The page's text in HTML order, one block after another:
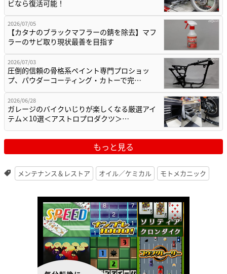
ビなら復活可能！
2026/07/05
【カタナのブラックマフラーの錆を除去】マフ
ラーのサビ取り現状最善を目指す
2026/07/03
圧倒的信頼の骨格系ペイント専門プロショッ
プ、パウダーコーティング・カトーで完…
2026/06/28
ガレージのバイクいじりが楽しくなる厳選アイ
テム×10選＜アストロプロダクツ＞…
もっと見る
メンテナンス＆レストア オイル／ケミカル モトメカニック